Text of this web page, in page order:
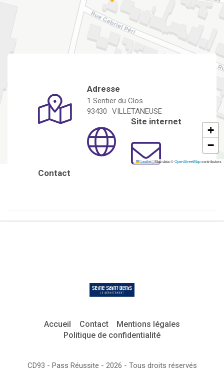
+
−
Leaflet|Map data ©OpenStreetMapcontributors
Adresse
1 Sentier du Clos
93430
VILLETANEUSE
Site internet
Contact
Accueil Contact
Mentions légales
Politique de confidentialité
CD93 - Pass Réussite - 2026 - Tous droits réservés